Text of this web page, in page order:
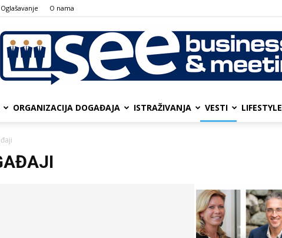
Oglašavanje О nama
SEE
Business
ORGANIZACIJA DOGAĐAJA ISTRAŽIVANJA VESTI LIFESTYLE